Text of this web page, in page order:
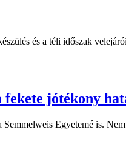
és a téli időszak
jótékony
Semmelweis Egyetemé is.